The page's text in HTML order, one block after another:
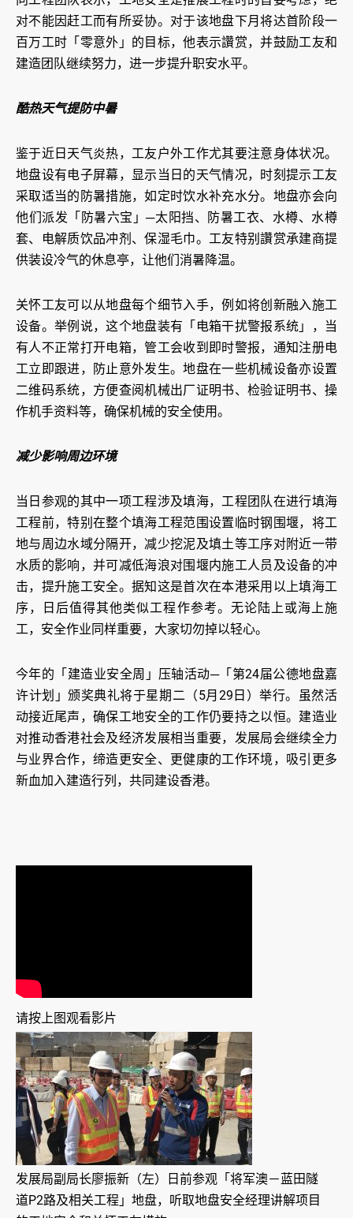
对不能因赶工而有所妥协。对于该地盘下月将达首阶段一
百万工时「零意外」的目标，他表示讚赏，并鼓励工友和
建造团队继续努力，进一步提升职安水平。
酷热天气提防中暑
鉴于近日天气炎热，工友户外工作尤其要注意身体状况。
地盘设有电子屏幕，显示当日的天气情况，时刻提示工友
采取适当的防暑措施，如定时饮水补充水分。地盘亦会向
他们派发「防暑六宝」─太阳挡、防暑工衣、水樽、水樽
套、电解质饮品冲剂、保湿毛巾。工友特别讚赏承建商提
供装设冷气的休息亭，让他们消暑降温。
关怀工友可以从地盘每个细节入手，例如将创新融入施工
设备。举例说，这个地盘装有「电箱干扰警报系统」，当
有人不正常打开电箱，管工会收到即时警报，通知注册电
工立即跟进，防止意外发生。地盘在一些机械设备亦设置
二维码系统，方便查阅机械出厂证明书、检验证明书、操
作机手资料等，确保机械的安全使用。
减少影响周边环境
当日参观的其中一项工程涉及填海，工程团队在进行填海
工程前，特别在整个填海工程范围设置临时钢围堰，将工
地与周边水域分隔开，减少挖泥及填土等工序对附近一带
水质的影响，并可减低海浪对围堰内施工人员及设备的冲
击，提升施工安全。据知这是首次在本港采用以上填海工
序，日后值得其他类似工程作参考。无论陆上或海上施
工，安全作业同样重要，大家切勿掉以轻心。
今年的「建造业安全周」压轴活动─「第24届公德地盘嘉
许计划」颁奖典礼将于星期二（5月29日）举行。虽然活
动接近尾声，确保工地安全的工作仍要持之以恒。建造业
对推动香港社会及经济发展相当重要，发展局会继续全力
与业界合作，缔造更安全、更健康的工作环境，吸引更多
新血加入建造行列，共同建设香港。
请按上图观看影片
发展局副局长廖振新（左）日前参观「将军澳－蓝田隧
道P2路及相关工程」地盘，听取地盘安全经理讲解项目